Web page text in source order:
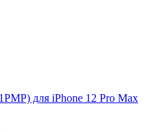
для iPhone 12 Pro Max